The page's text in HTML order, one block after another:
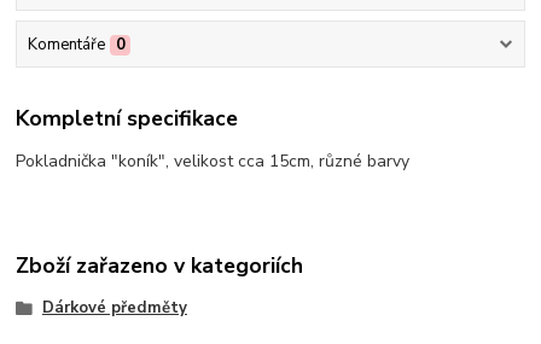
Komentáře 0
Kompletní specifikace
Pokladnička "koník", velikost cca 15cm, různé barvy
Zboží zařazeno v kategoriích
Dárkové předměty